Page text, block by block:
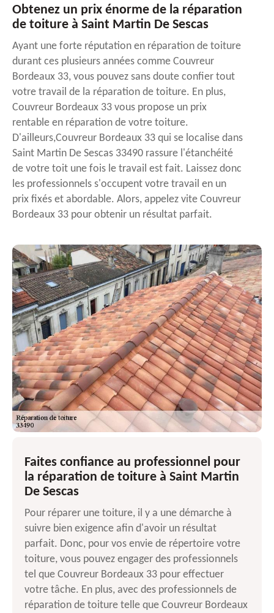
Obtenez un prix énorme de la réparation
de toiture à Saint Martin De Sescas
Ayant une forte réputation en réparation de toiture
durant ces plusieurs années comme Couvreur
Bordeaux 33, vous pouvez sans doute confier tout
votre travail de la réparation de toiture. En plus,
Couvreur Bordeaux 33 vous propose un prix
rentable en réparation de votre toiture.
D'ailleurs,Couvreur Bordeaux 33 qui se localise dans
Saint Martin De Sescas 33490 rassure l'étanchéité
de votre toit une fois le travail est fait. Laissez donc
les professionnels s'occupent votre travail en un
prix fixés et abordable. Alors, appelez vite Couvreur
Bordeaux 33 pour obtenir un résultat parfait.
Faites confiance au professionnel pour
la réparation de toiture à Saint Martin
De Sescas
Pour réparer une toiture, il y a une démarche à
suivre bien exigence afin d'avoir un résultat
parfait. Donc, pour vos envie de répertoire votre
toiture, vous pouvez engager des professionnels
tel que Couvreur Bordeaux 33 pour effectuer
votre tâche. En plus, avec des professionnels de
réparation de toiture telle que Couvreur Bordeaux